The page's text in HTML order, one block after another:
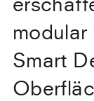
modular
Smart